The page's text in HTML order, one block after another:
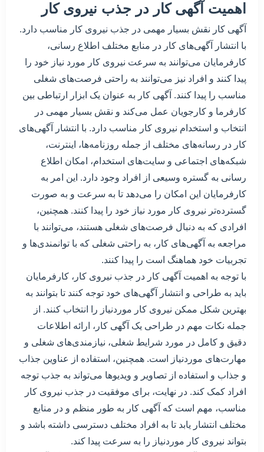
اهمیت آگهی کار در جذب نیروی کار
آگهی کار نقش بسیار مهمی در جذب نیروی کار مناسب دارد.
با انتشار آگهی‌های کار در منابع مختلف اطلاع رسانی،
کارفرمایان می‌توانند به سرعت نیروی کار مورد نیاز خود را
پیدا کنند و افراد نیز می‌توانند به راحتی فرصت‌های شغلی
مناسب را پیدا کنند. آگهی کار به عنوان یک ابزار ارتباطی بین
کارفرما و کارجویان عمل می‌کند و نقش بسیار مهمی در
انتخاب و استخدام نیروی کار مناسب دارد. با انتشار آگهی‌های
کار در رسانه‌های مختلف از جمله روزنامه‌ها، اینترنت،
شبکه‌های اجتماعی و سایت‌های استخدام، امکان اطلاع
رسانی به گستره وسیعی از افراد وجود دارد. این امر به
کارفرمایان این امکان را می‌دهد تا به سرعت و به صورت
گسترده‌تر نیروی کار مورد نیاز خود را پیدا کنند. همچنین،
افرادی که به دنبال فرصت‌های شغلی هستند، می‌توانند با
مراجعه به آگهی‌های کار، به راحتی شغلی که با توانمندی‌ها و
تجربیات خود هماهنگ است را پیدا کنند.
با توجه به اهمیت آگهی کار در جذب نیروی کار، کارفرمایان
باید به طراحی و انتشار آگهی‌های خود توجه کنند تا بتوانند به
بهترین شکل ممکن نیروی کار موردنیاز را انتخاب کنند. از
جمله نکات مهم در طراحی یک آگهی کار، ارائه اطلاعات
دقیق و کامل در مورد شرایط شغلی، نیازمندی‌های شغلی و
مهارت‌های موردنیاز است. همچنین، استفاده از عناوین جذاب
و جذاب و استفاده از تصاویر و ویدیوها می‌تواند به جذب توجه
افراد کمک کند. در نهایت، برای موفقیت در جذب نیروی کار
مناسب، مهم است که آگهی کار به طور منظم و در منابع
مختلف انتشار یابد تا به افراد مختلف دسترسی داشته باشد و
بتواند نیروی کار موردنیاز را به سرعت پیدا کند.